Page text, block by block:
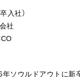
入社）
社
ソウルドアウトに新